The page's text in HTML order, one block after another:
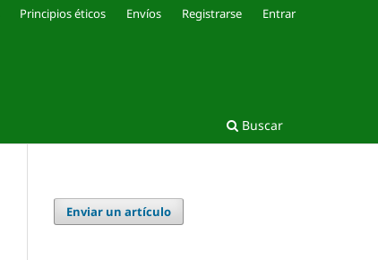
Buscar
Principios éticos Envíos Registrarse Entrar
Enviar un artículo